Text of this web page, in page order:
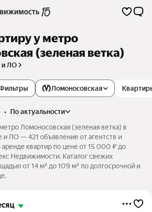
у метро
(зеленая ветка)
и ЛО
Ломоносовская
•
по актуальности
Ломоносовская (зеленая ветка) в
и ЛО — 421 объявление от агентств и
аренде квартир по цене от 15 000 ₽ до
Недвижимости. Каталог свежих
от 14 м² до 109 м² по долгосрочной и